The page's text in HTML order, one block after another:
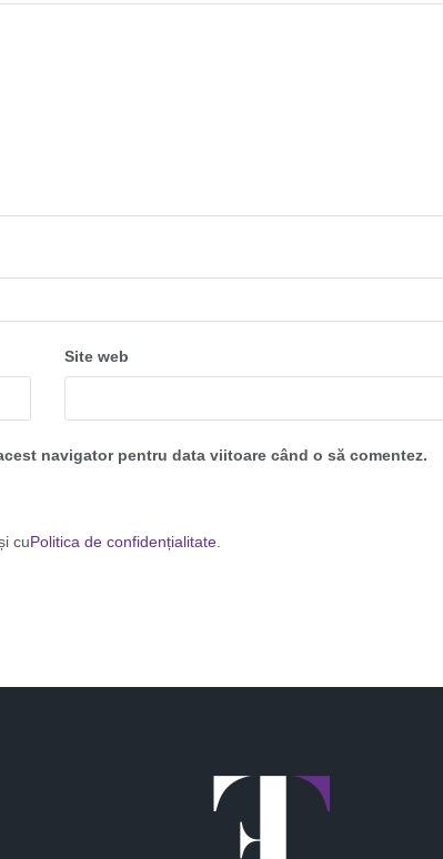
Site web
navigator pentru data viitoare când o să comentez.
cuPolitica de confidențialitate